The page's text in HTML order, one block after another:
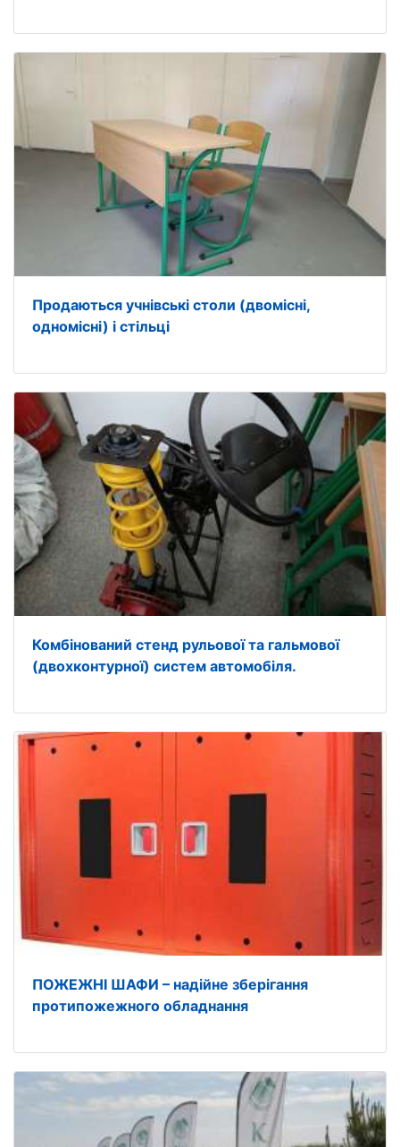
Продаються учнівські столи (двомісні,
одномісні) і стільці
Комбінований стенд рульової та гальмової
(двохконтурної) систем автомобіля.
ПОЖЕЖНІ ШАФИ – надійне зберігання
протипожежного обладнання